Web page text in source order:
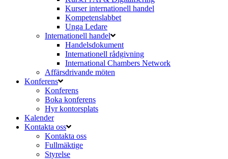
Kurser internationell handel
Kompetenslabbet
Unga Ledare
Internationell handel
Handelsdokument
Internationell rådgivning
International Chambers Network
Affärsdrivande möten
Konferens
Konferens
Boka konferens
Hyr kontorsplats
Kalender
Kontakta oss
Kontakta oss
Fullmäktige
Styrelse